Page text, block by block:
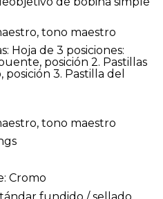
tono maestro
Hoja de 3 posiciones:
posición 2. Pastillas
3. Pastilla del
tono maestro
Cromo